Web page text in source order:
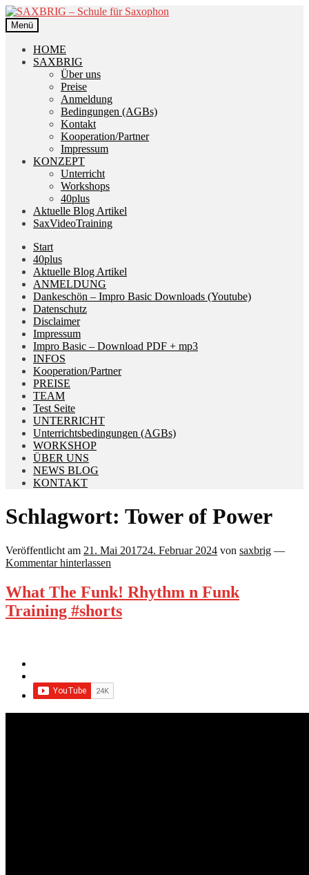
Zur
Navigation
springen
Zum
Inhalt
springen
Menü
HOME
SAXBRIG
Über uns
Preise
Anmeldung
Bedingungen (AGBs)
Kontakt
Kooperation/Partner
Impressum
KONZEPT
Unterricht
Workshops
40plus
Aktuelle Blog Artikel
SaxVideoTraining
Start
40plus
Aktuelle Blog Artikel
ANMELDUNG
Dankeschön – Impro Basic Downloads (Youtube)
Datenschutz
Disclaimer
Impressum
Impro Basic – Download PDF + mp3
INFOS
Kooperation/Partner
PREISE
TEAM
Test Seite
UNTERRICHT
Unterrichtsbedingungen (AGBs)
WORKSHOP
ÜBER UNS
NEWS BLOG
KONTAKT
Schlagwort: Tower of Power
Veröffentlicht am 21. Mai 201724. Februar 2024 von saxbrig —
Kommentar hinterlassen
What The Funk! Rhythm n Funk
Training #shorts